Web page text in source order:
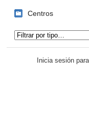
Centros
Inicia sesión